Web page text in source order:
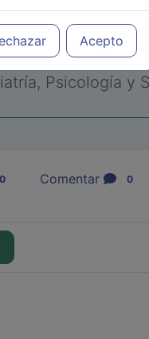
el tratamiento más
Acepto
Psicología y
0 Comentar 0